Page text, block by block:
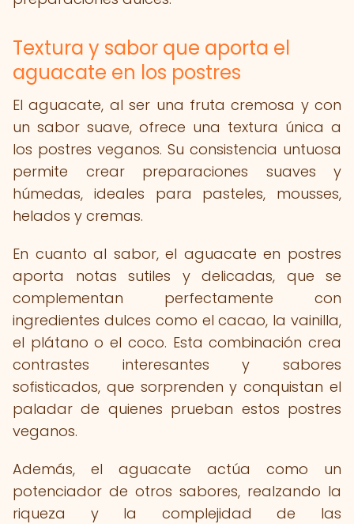
Textura y sabor que aporta el
aguacate en los postres
El aguacate, al ser una fruta cremosa y con
un sabor suave, ofrece una textura única a
los postres veganos. Su consistencia untuosa
permite crear preparaciones suaves y
húmedas, ideales para pasteles, mousses,
helados y cremas.
En cuanto al sabor, el aguacate en postres
aporta notas sutiles y delicadas, que se
complementan perfectamente con
ingredientes dulces como el cacao, la vainilla,
el plátano o el coco. Esta combinación crea
contrastes interesantes y sabores
sofisticados, que sorprenden y conquistan el
paladar de quienes prueban estos postres
veganos.
Además, el aguacate actúa como un
potenciador de otros sabores, realzando la
riqueza y la complejidad de las